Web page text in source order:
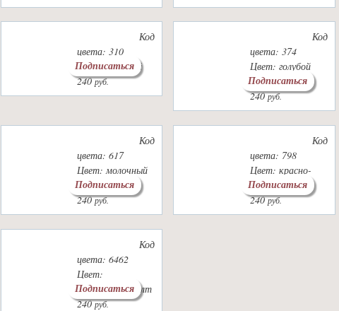
Код
цвета: 310
Цвет: медовый
240руб.
Подписаться
Код
цвета: 374
Цвет: голубой
меланж
240руб.
Подписаться
Код
цвета: 617
Цвет: молочный
шоколад
240руб.
Подписаться
Код
цвета: 798
Цвет: красно-
розовый
240руб.
Подписаться
Код
цвета: 6462
Цвет:
бл.сирен,бл.желт
240руб.
Подписаться